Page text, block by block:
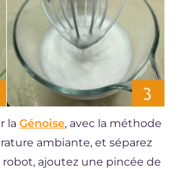
la Génoise, avec la méthode
ambiante, et séparez
robot, ajoutez une pincée de